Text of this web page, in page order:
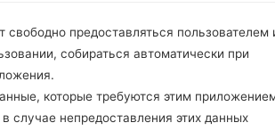
предоставляться пользователем
собираться автоматически при
которые требуются этим
случае непредоставления этих данных